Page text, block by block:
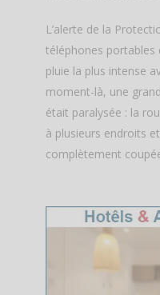
L’alerte de la
téléphones portables
pluie la plus intense
moment-là, une
était paralysée : la
à plusieurs endroits
complètement